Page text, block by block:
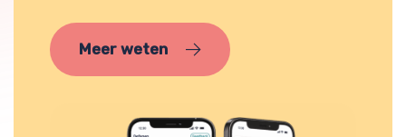
Meer weten